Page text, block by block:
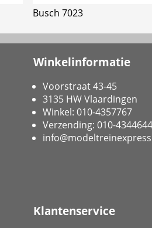
Busch 7023
Winkelinformatie
Voorstraat 43-45
3135 HW Vlaardingen
Winkel: 010-4357767
Verzending: 010-4344644
Klantenservice